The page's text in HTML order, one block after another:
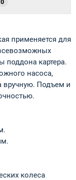
0
применяется для
картера.
насоса,
вручную. Подъем и
колеса